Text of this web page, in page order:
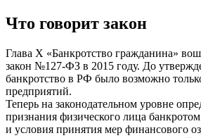
Что говорит закон
Глава X «Банкротство гражданина»
закон №127-ФЗ в 2015 году. До
банкротство в РФ было возможно
предприятий.
Теперь на законодательном уровне
признания физического лица
и условия принятия мер финансового